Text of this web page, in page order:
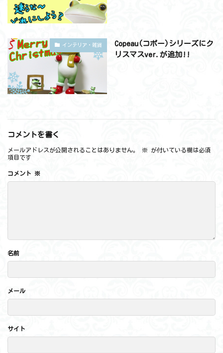
インテリア・雑貨
Copeau(コポー)シリーズにク
リスマスver.が追加!!
コメントを書く
メールアドレスが公開されることはありません。 ※ が付いている欄は必須
項目です
コメント ※
名前
メール
サイト